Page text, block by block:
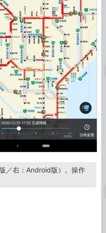
／右：Android版）。操作